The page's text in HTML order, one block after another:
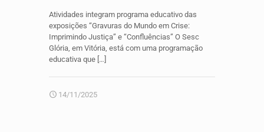
Atividades integram programa educativo das
exposições “Gravuras do Mundo em Crise:
Imprimindo Justiça” e “Confluências” O Sesc
Glória, em Vitória, está com uma programação
educativa que […]
14/11/2025